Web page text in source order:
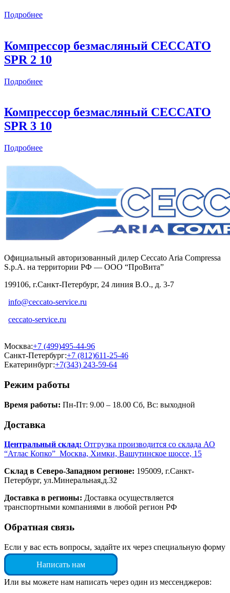
Подробнее
Компрессор безмасляный CECCATO
SPR 2 10
Подробнее
Компрессор безмасляный CECCATO
SPR 3 10
Подробнее
Официальный авторизованный дилер Ceccato Aria Compressa
S.p.A. на территории РФ — ООО “ПроВита”
199106, г.Санкт-Петербург, 24 линия В.О., д. 3-7
info@ceccato-service.ru
ceccato-service.ru
Москва:+7 (499)495-44-96
Санкт-Петербург:+7 (812)611-25-46
Екатеринбург:+7(343) 243-59-64
Режим работы
Время работы: Пн-Пт: 9.00 – 18.00 Сб, Вс: выходной
Доставка
Центральный склад: Отгрузка производится со склада АО
“Атлас Копко” Москва, Химки, Вашутинское шоссе, 15
Склад в Северо-Западном регионе: 195009, г.Санкт-
Петербург, ул.Минеральная,д.32
Доставка в регионы: Доставка осуществляется
транспортными компаниями в любой регион РФ
Обратная связь
Если у вас есть вопросы, задайте их через специальную форму
Написать нам
Или вы можете нам написать через один из мессенджеров: